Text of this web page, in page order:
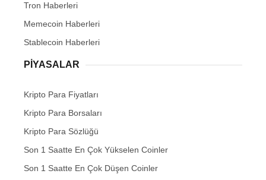
Tron Haberleri
Memecoin Haberleri
Stablecoin Haberleri
PIYASALAR
Kripto Para Fiyatları
Kripto Para Borsaları
Kripto Para Sözlüğü
Son 1 Saatte En Çok Yükselen Coinler
Son 1 Saatte En Çok Düşen Coinler